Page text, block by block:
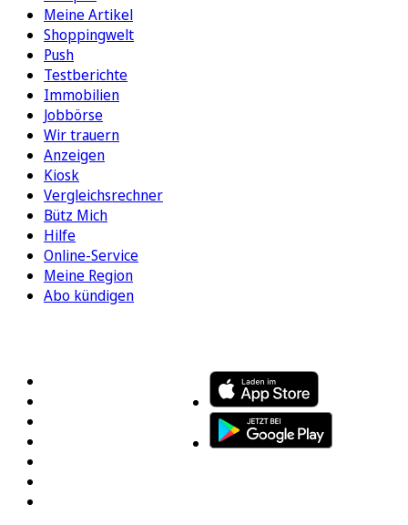
Meine Artikel
Shoppingwelt
Push
Testberichte
Immobilien
Jobbörse
Wir trauern
Anzeigen
Kiosk
Vergleichsrechner
Bütz Mich
Hilfe
Online-Service
Meine Region
Abo kündigen